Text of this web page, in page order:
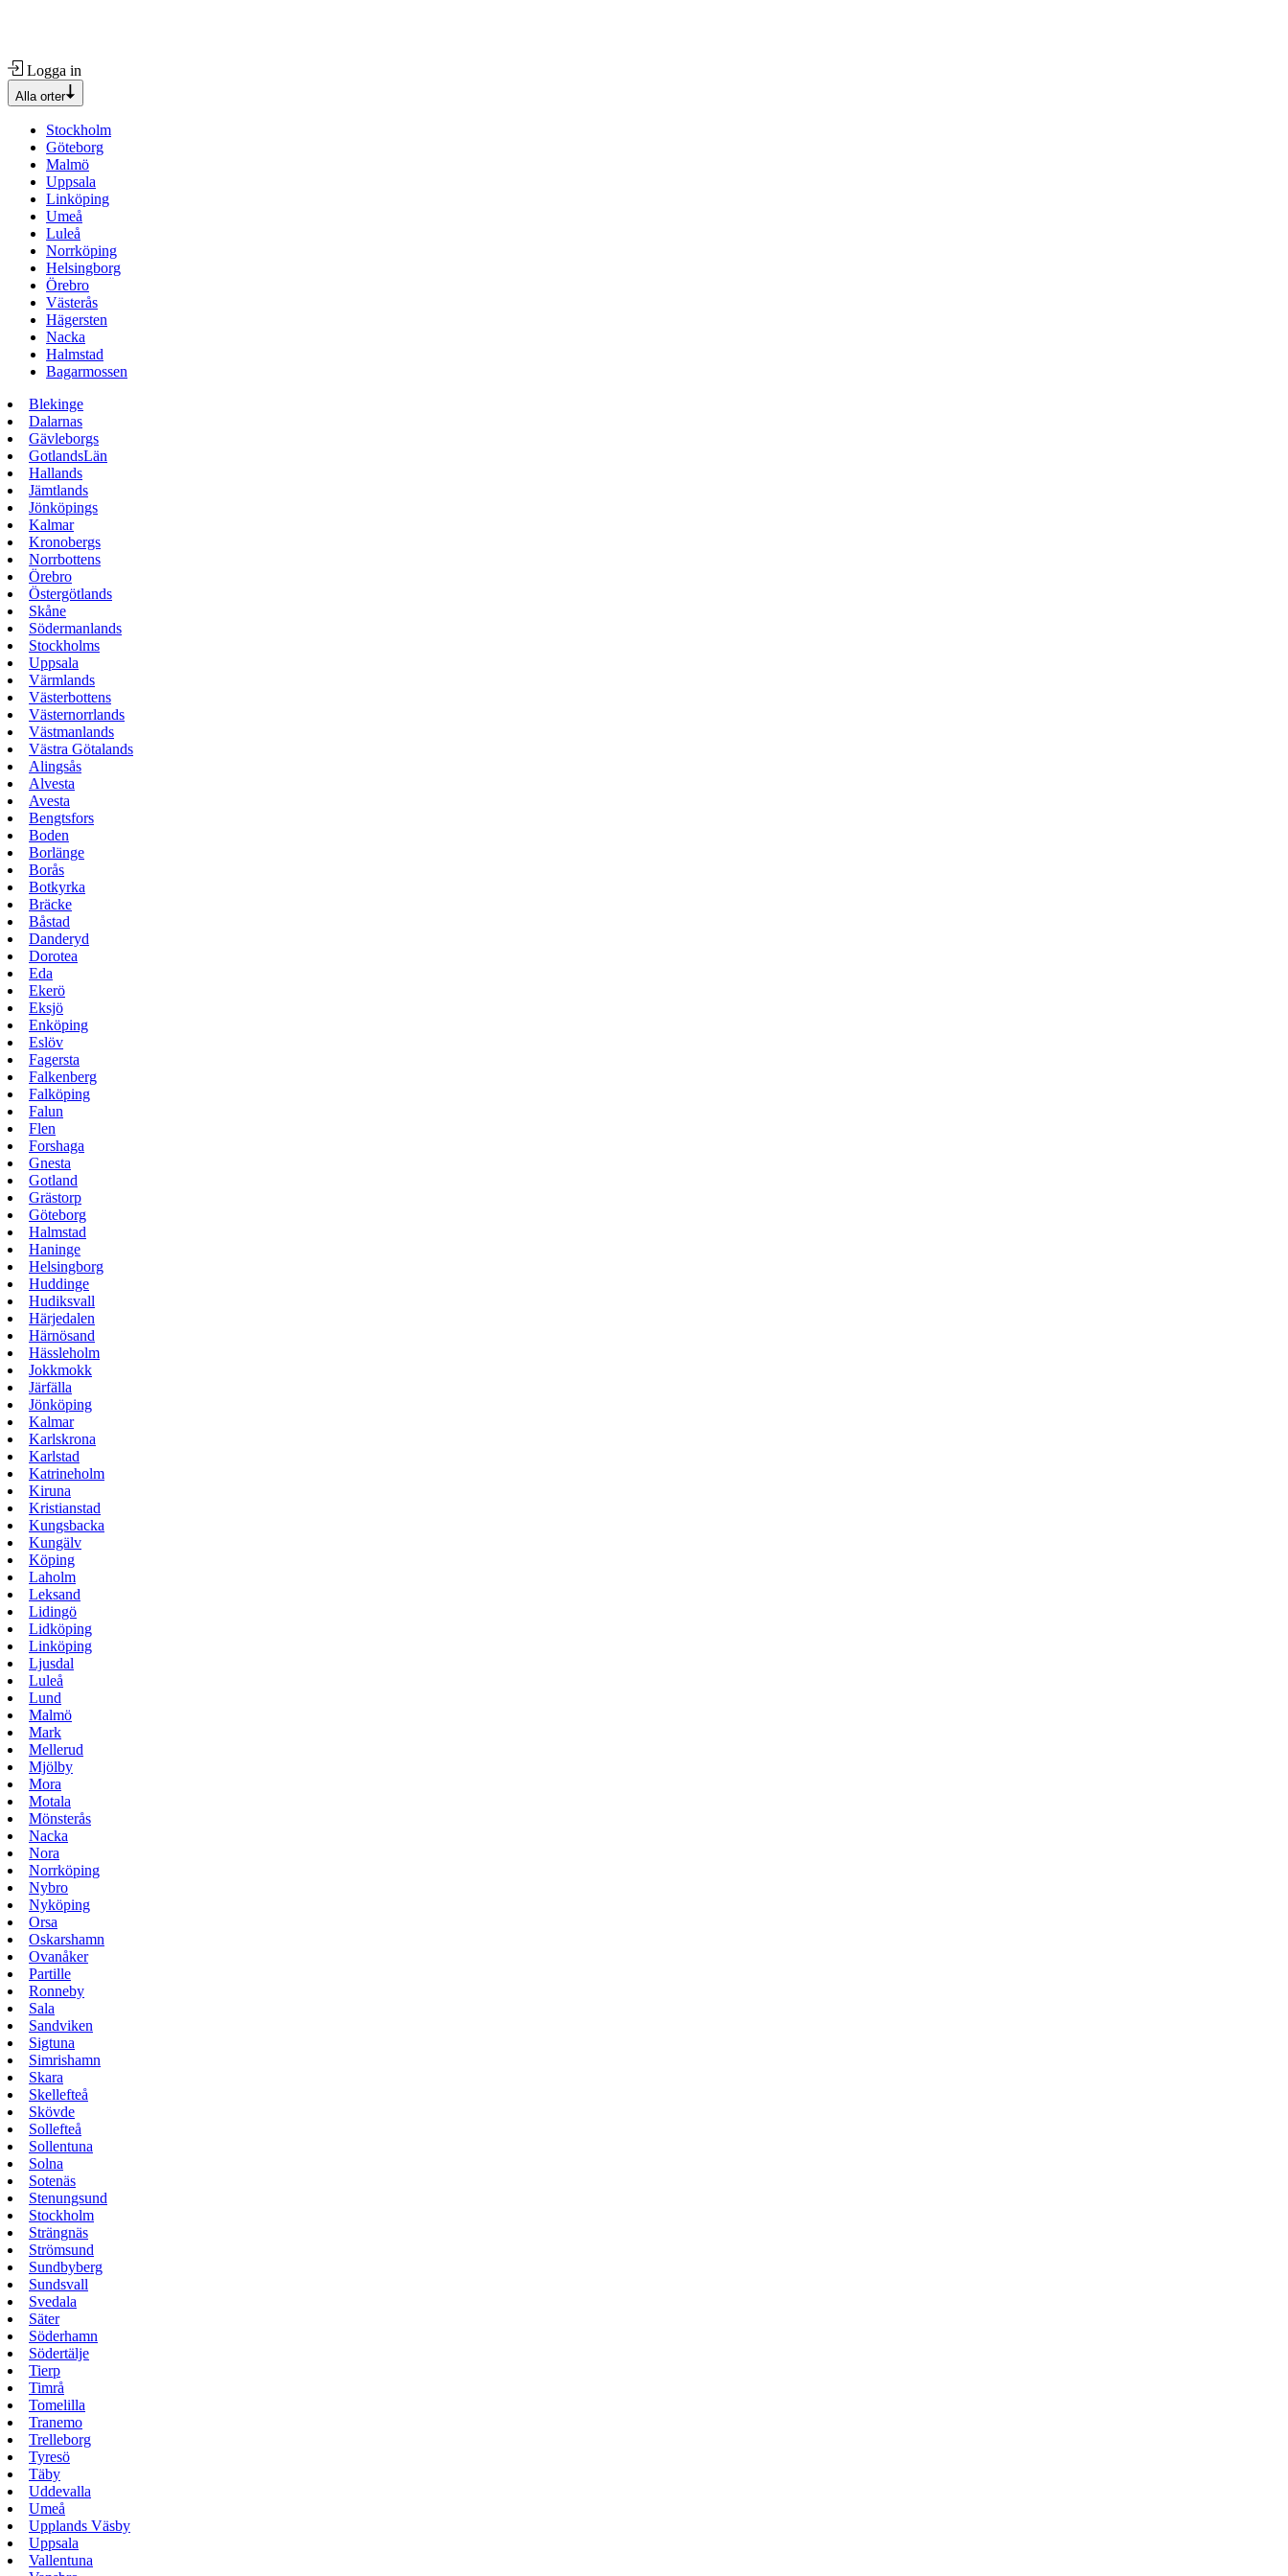
Logga in
Alla orter
Stockholm
Göteborg
Malmö
Uppsala
Linköping
Umeå
Luleå
Norrköping
Helsingborg
Örebro
Västerås
Hägersten
Nacka
Halmstad
Bagarmossen
Blekinge
Dalarnas
Gävleborgs
GotlandsLän
Hallands
Jämtlands
Jönköpings
Kalmar
Kronobergs
Norrbottens
Örebro
Östergötlands
Skåne
Södermanlands
Stockholms
Uppsala
Värmlands
Västerbottens
Västernorrlands
Västmanlands
Västra Götalands
Alingsås
Alvesta
Avesta
Bengtsfors
Boden
Borlänge
Borås
Botkyrka
Bräcke
Båstad
Danderyd
Dorotea
Eda
Ekerö
Eksjö
Enköping
Eslöv
Fagersta
Falkenberg
Falköping
Falun
Flen
Forshaga
Gnesta
Gotland
Grästorp
Göteborg
Halmstad
Haninge
Helsingborg
Huddinge
Hudiksvall
Härjedalen
Härnösand
Hässleholm
Jokkmokk
Järfälla
Jönköping
Kalmar
Karlskrona
Karlstad
Katrineholm
Kiruna
Kristianstad
Kungsbacka
Kungälv
Köping
Laholm
Leksand
Lidingö
Lidköping
Linköping
Ljusdal
Luleå
Lund
Malmö
Mark
Mellerud
Mjölby
Mora
Motala
Mönsterås
Nacka
Nora
Norrköping
Nybro
Nyköping
Orsa
Oskarshamn
Ovanåker
Partille
Ronneby
Sala
Sandviken
Sigtuna
Simrishamn
Skara
Skellefteå
Skövde
Sollefteå
Sollentuna
Solna
Sotenäs
Stenungsund
Stockholm
Strängnäs
Strömsund
Sundbyberg
Sundsvall
Svedala
Säter
Söderhamn
Södertälje
Tierp
Timrå
Tomelilla
Tranemo
Trelleborg
Tyresö
Täby
Uddevalla
Umeå
Upplands Väsby
Uppsala
Vallentuna